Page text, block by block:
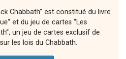
Chabbath” est constitué du livre
et du jeu de cartes “Les
un jeu de cartes exclusif de
les lois du Chabbath.